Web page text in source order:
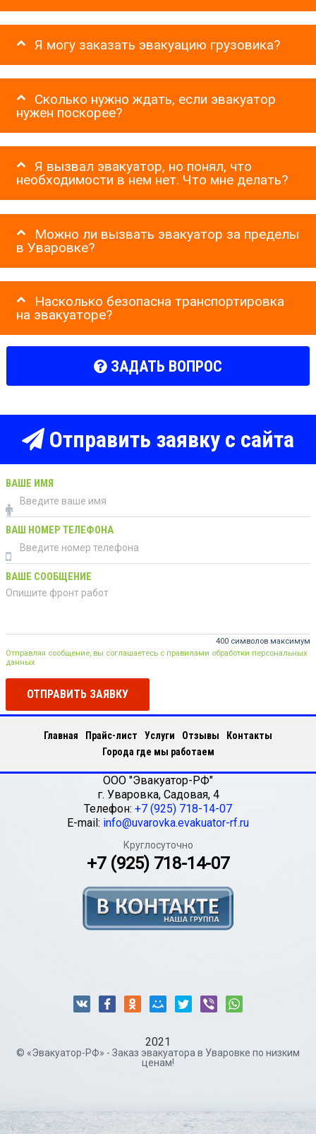
Я могу заказать эвакуацию грузовика?
Сколько нужно ждать, если эвакуатор
нужен поскорее?
Я вызвал эвакуатор, но понял, что
необходимости в нем нет. Что мне делать?
Можно ли вызвать эвакуатор за пределы
в Уваровке?
Насколько безопасна транспортировка
на эвакуаторе?
ЗАДАТЬ ВОПРОС
Отправить заявку с сайта
ВАШЕ ИМЯ
ВАШ НОМЕР ТЕЛЕФОНА
ВАШЕ СООБЩЕНИЕ
400 символов максимум
Отправляя сообщение, вы соглашаетесь с правилами обработки персональных
данных
ОТПРАВИТЬ ЗАЯВКУ
Главная Прайс-лист Услуги Отзывы
Контакты
Города где мы работаем
ООО "Эвакуатор-РФ"
г. Уваровка, Садовая, 4
Телефон: +7 (925) 718-14-07
E-mail: info@uvarovka.evakuator-rf.ru
Круглосуточно
+7 (925) 718-14-07
2021
© «Эвакуатор-РФ» - Заказ эвакуатора в Уваровке по низким
ценам!